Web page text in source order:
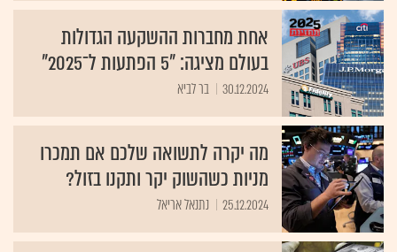
אחת מחברות ההשקעה הגדולות
בעולם מציגה: "5 הפתעות ל־‏2025"
30.12.2024 בר לביא
מה יקרה לתשואה שלכם אם תמכרו
מניות כשהשוק יקר ותקנו בזול?
25.12.2024 נתנאל אריאל